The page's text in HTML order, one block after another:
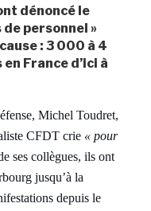
dénoncé le
personnel »
: 3 000 à 4
France d’ici à
Michel Toudret,
CFDT crie « pour
ses collègues, ils ont
jusqu’à la
depuis le